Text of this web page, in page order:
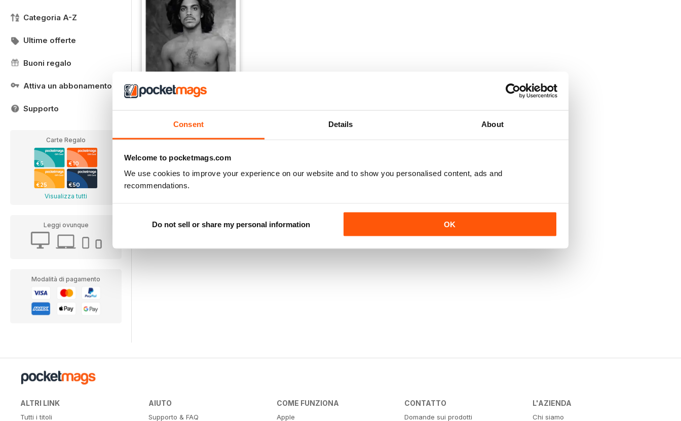
Consent Details About
Welcome to pocketmags.com
We use cookies to improve your experience on our website and to show you personalised content, ads and
recommendations.
Do not sell or share my personal information OK
Categoria A-Z
Ultime offerte
Buoni regalo
Attiva un abbonamento
Supporto
Carte Regalo
€5 €10
€25 €50
Visualizza tutti
Leggi ovunque
Modalità di pagamento
FREE Sample Issue
ALTRI LINK
Tutti i titoli
AIUTO
Supporto & FAQ
COME FUNZIONA
Apple
CONTATTO
Domande sui prodotti
L'AZIENDA
Chi siamo